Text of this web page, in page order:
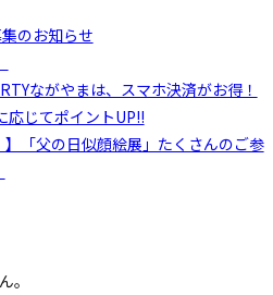
のお知らせ
ながやまは、スマホ決済がお得！
応じてポイントUP!!
】「父の日似顔絵展」たくさんのご参
。